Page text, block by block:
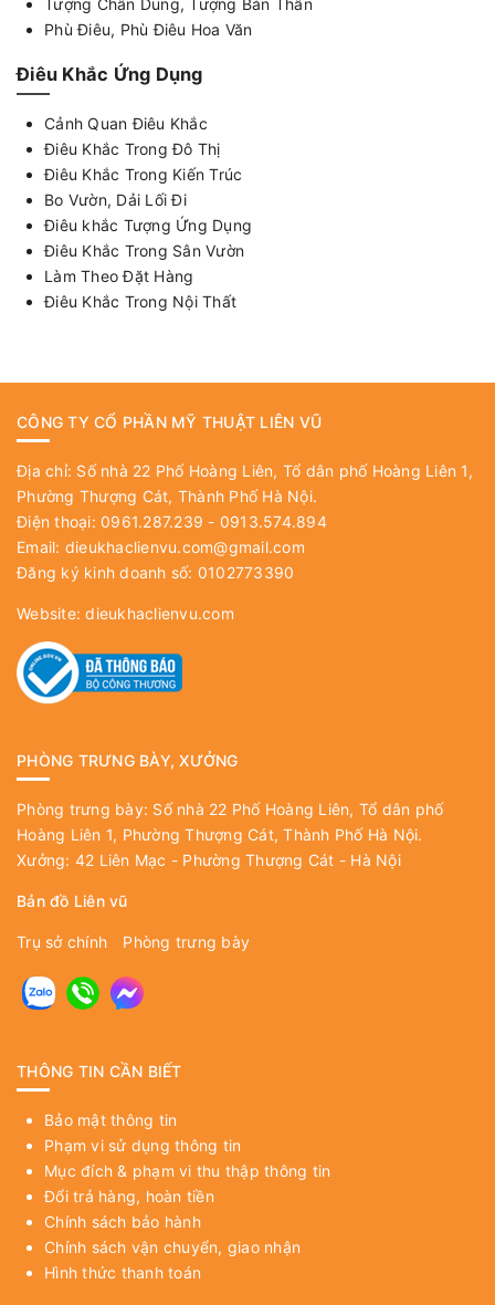
Tượng Chân Dung, Tượng Bán Thân
Phù Điêu, Phù Điêu Hoa Văn
Điêu Khắc Ứng Dụng
Cảnh Quan Điêu Khắc
Điêu Khắc Trong Đô Thị
Điêu Khắc Trong Kiến Trúc
Bo Vườn, Dải Lối Đi
Điêu khắc Tượng Ứng Dụng
Điêu Khắc Trong Sân Vườn
Làm Theo Đặt Hàng
Điêu Khắc Trong Nội Thất
CÔNG TY CỔ PHẦN MỸ THUẬT LIÊN VŨ
Địa chỉ: Số nhà 22 Phố Hoàng Liên, Tổ dân phố Hoàng Liên 1,
Phường Thượng Cát, Thành Phố Hà Nội.
Điện thoại: 0961.287.239 - 0913.574.894
Email: dieukhaclienvu.com@gmail.com
Đăng ký kinh doanh số: 0102773390
Website:dieukhaclienvu.com
PHÒNG TRƯNG BÀY, XƯỞNG
Phòng trưng bày: Số nhà 22 Phố Hoàng Liên, Tổ dân phố
Hoàng Liên 1, Phường Thượng Cát, Thành Phố Hà Nội.
Xưởng: 42 Liên Mạc - Phường Thượng Cát - Hà Nội
Bản đồ Liên vũ
Trụ sở chính Phòng trưng bày
THÔNG TIN CẦN BIẾT
Bảo mật thông tin
Phạm vi sử dụng thông tin
Mục đích & phạm vi thu thập thông tin
Đổi trả hàng, hoàn tiền
Chính sách bảo hành
Chính sách vận chuyển, giao nhận
Hình thức thanh toán